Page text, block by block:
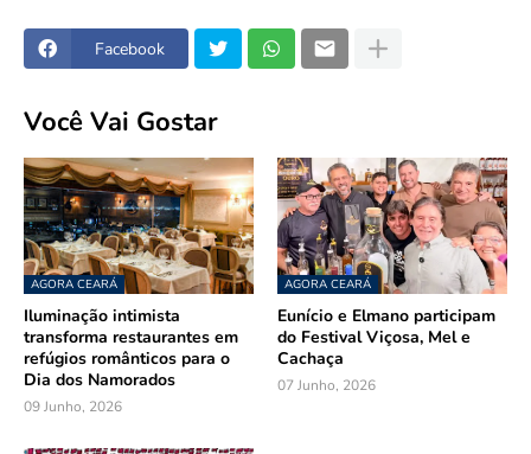
Facebook
Você Vai Gostar
AGORA CEARÁ
Iluminação intimista
transforma restaurantes em
refúgios românticos para o
Dia dos Namorados
09 Junho, 2026
AGORA CEARÁ
Eunício e Elmano participam
do Festival Viçosa, Mel e
Cachaça
07 Junho, 2026